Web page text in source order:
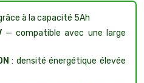
à la capacité 5Ah
— compatible avec une large
: densité énergétique élevée